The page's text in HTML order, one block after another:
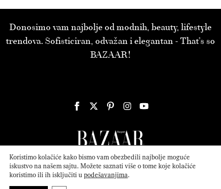
Donosimo vam najbolje od modnih, beauty, lifestyle
trendova. Sofisticiran, odvažan i elegantan - That’s so
BAZAAR!
© 2026ATTICA MEDIASerbia, Inc. All Rights Reserved.
Koristimo kolačiće kako bismo vam obezbedili najbolje moguće
iskustvo na našem sajtu. Možete saznati više o tome koje kolačiće
koristimo ili ih isključiti upodešavanjima.